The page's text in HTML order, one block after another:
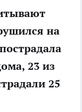
на
23 из
25